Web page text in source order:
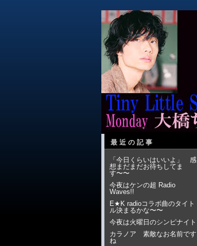
最近の記事
「今日くらいはいいよ」 感
想まだまだお待ちしてま
す〜〜
今夜はケンの超 Radio
Waves!!
E★K radioコラボ曲のタイト
ル決まるかな〜〜
今夜は火曜日のシンピナイト
カラノア 素敵なお名前です
ね